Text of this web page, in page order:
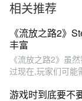
相关推荐
《流放之路2》
丰富
《流放之路2》虽
过现在,玩家们可能
游戏时到底要不